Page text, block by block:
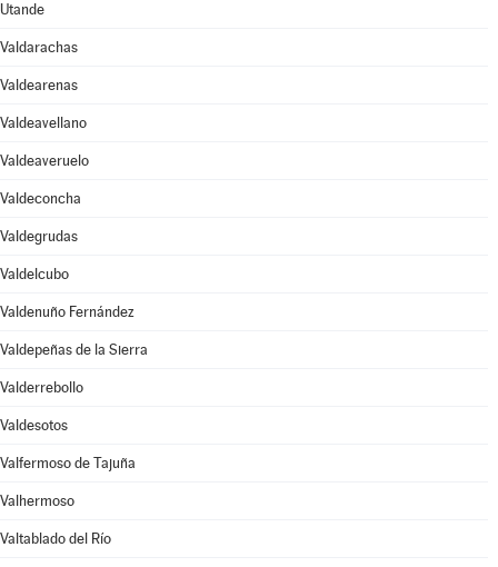
Utande
Valdarachas
Valdearenas
Valdeavellano
Valdeaveruelo
Valdeconcha
Valdegrudas
Valdelcubo
Valdenuño Fernández
Valdepeñas de la Sierra
Valderrebollo
Valdesotos
Valfermoso de Tajuña
Valhermoso
Valtablado del Río